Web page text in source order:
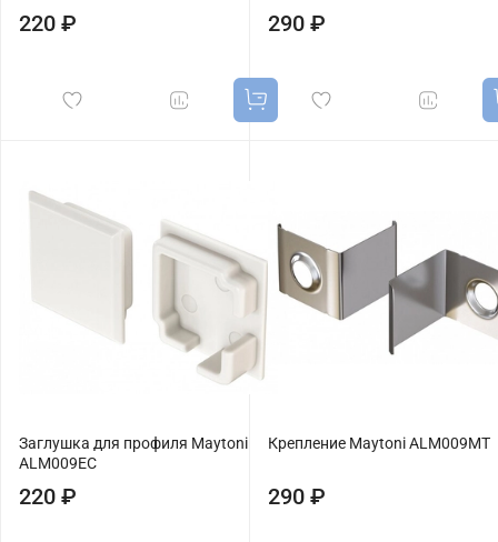
220 ₽ 290 ₽
Заглушка для профиля Maytoni
ALM009EC
220 ₽
Крепление Maytoni ALM009MT
290 ₽